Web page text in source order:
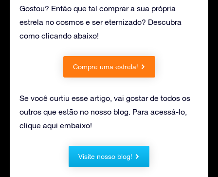
Gostou? Então que tal comprar a sua própria
estrela no cosmos e ser eternizado? Descubra
como clicando abaixo!
Compre uma estrela!
Se você curtiu esse artigo, vai gostar de todos os
outros que estão no nosso blog. Para acessá-lo,
clique aqui embaixo!
Visite nosso blog!